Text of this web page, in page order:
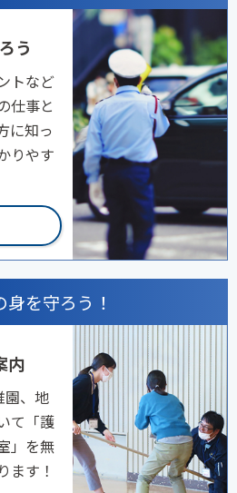
う
トなど
仕事と
に知っ
りやす
身を守ろう！
内
園、地
て「護
」を無
ます！